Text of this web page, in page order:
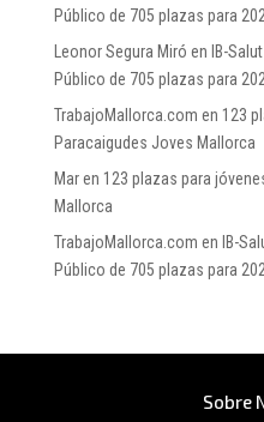
Público de 705 plazas para
Leonor Segura Miró en IB-
Público de 705 plazas para
TrabajoMallorca.com en 123
Paracaigudes Joves Mallorca
Maren 123 plazas para
Mallorca
TrabajoMallorca.com en IB-
Público de 705 plazas para
Sobre